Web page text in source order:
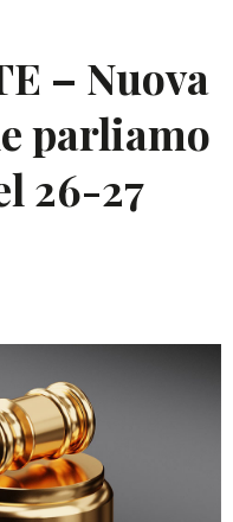
– Nuova
parliamo
26-27